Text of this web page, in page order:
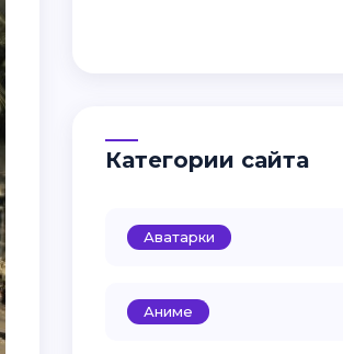
Категории сайта
Аватарки
Аниме